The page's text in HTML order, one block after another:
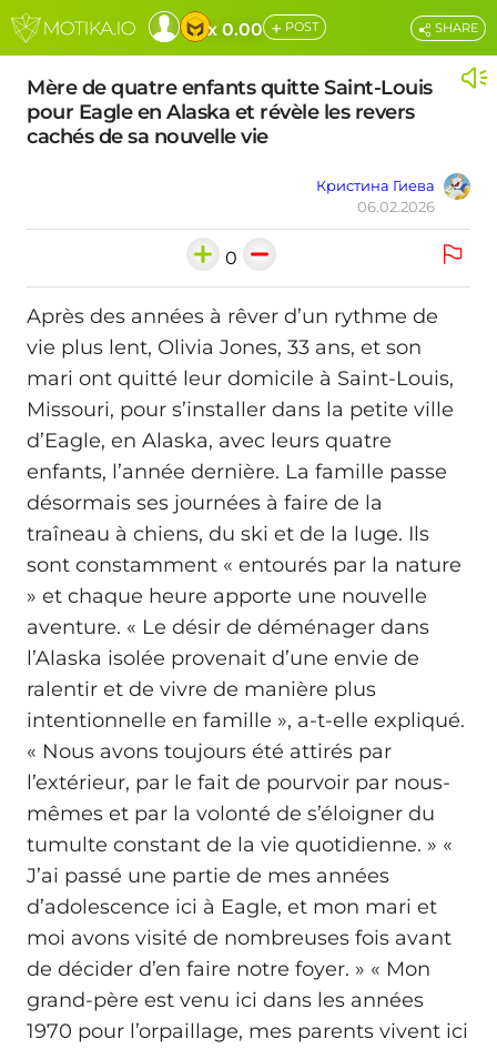
x 0.00 + POST
Mère de quatre enfants quitte Saint-Louis
pour Eagle en Alaska et révèle les revers
cachés de sa nouvelle vie
Кристина Гиева
06.02.2026
SHARE
0
Après des années à rêver d’un rythme de
vie plus lent, Olivia Jones, 33 ans, et son
mari ont quitté leur domicile à Saint-Louis,
Missouri, pour s’installer dans la petite ville
d’Eagle, en Alaska, avec leurs quatre
enfants, l’année dernière. La famille passe
désormais ses journées à faire de la
traîneau à chiens, du ski et de la luge. Ils
sont constamment « entourés par la nature
» et chaque heure apporte une nouvelle
aventure. « Le désir de déménager dans
l’Alaska isolée provenait d’une envie de
ralentir et de vivre de manière plus
intentionnelle en famille », a-t-elle expliqué.
« Nous avons toujours été attirés par
l’extérieur, par le fait de pourvoir par nous-
mêmes et par la volonté de s’éloigner du
tumulte constant de la vie quotidienne. » «
J’ai passé une partie de mes années
d’adolescence ici à Eagle, et mon mari et
moi avons visité de nombreuses fois avant
de décider d’en faire notre foyer. » « Mon
grand-père est venu ici dans les années
1970 pour l’orpaillage, mes parents vivent ici